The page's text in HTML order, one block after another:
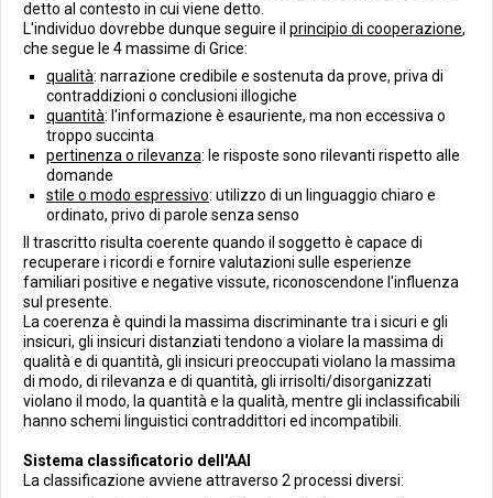
detto al contesto in cui viene detto.
L'individuo dovrebbe dunque seguire il principio di cooperazione,
che segue le 4 massime di Grice:
qualità: narrazione credibile e sostenuta da prove, priva di
contraddizioni o conclusioni illogiche
quantità: l'informazione è esauriente, ma non eccessiva o
troppo succinta
pertinenza o rilevanza: le risposte sono rilevanti rispetto alle
domande
stile o modo espressivo: utilizzo di un linguaggio chiaro e
ordinato, privo di parole senza senso
Il trascritto risulta coerente quando il soggetto è capace di
recuperare i ricordi e fornire valutazioni sulle esperienze
familiari positive e negative vissute, riconoscendone l'influenza
sul presente.
La coerenza è quindi la massima discriminante tra i sicuri e gli
insicuri, gli insicuri distanziati tendono a violare la massima di
qualità e di quantità, gli insicuri preoccupati violano la massima
di modo, di rilevanza e di quantità, gli irrisolti/disorganizzati
violano il modo, la quantità e la qualità, mentre gli inclassificabili
hanno schemi linguistici contraddittori ed incompatibili.
Sistema classificatorio dell'AAI
La classificazione avviene attraverso 2 processi diversi: